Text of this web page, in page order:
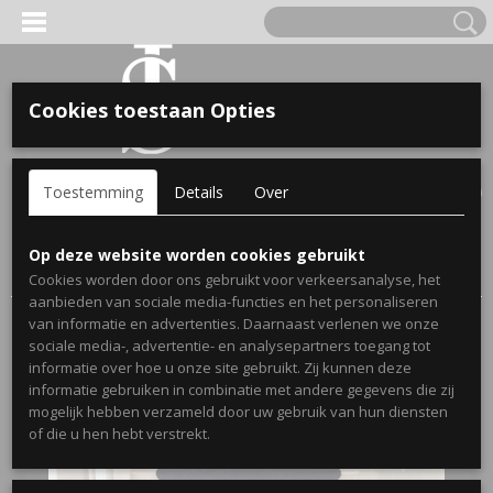
Inloggen Registreren
(0)
Home >Webshop>Stickers>Trapstickers> Trapsticker
Gezellig (t)huis
VOOR KINDEREN
OPA & OMA.
NAAM EN GEBOORTEJAAR
Cookies toestaan Opties
Toestemming Details Over
Op deze website worden cookies gebruikt
Cookies worden door ons gebruikt voor verkeersanalyse, het
aanbieden van sociale media-functies en het personaliseren
van informatie en advertenties. Daarnaast verlenen we onze
sociale media-, advertentie- en analysepartners toegang tot
informatie over hoe u onze site gebruikt. Zij kunnen deze
informatie gebruiken in combinatie met andere gegevens die zij
mogelijk hebben verzameld door uw gebruik van hun diensten
of die u hen hebt verstrekt.